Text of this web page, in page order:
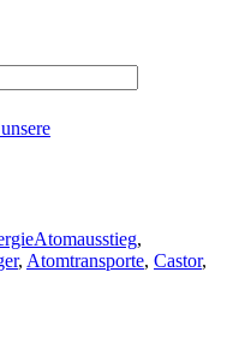
Atomausstieg,
, Atomtransporte, Castor,